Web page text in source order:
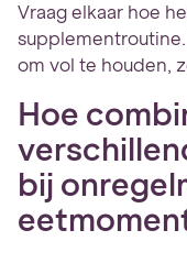
Vraag elkaar hoe
om vol te houden,
Hoe
bij